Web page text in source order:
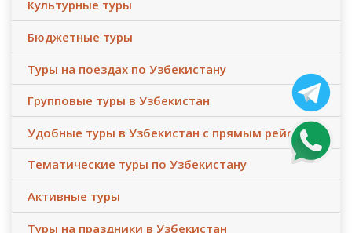
Культурные туры
Бюджетные туры
Туры на поездах по Узбекистану
Групповые туры в Узбекистан
Удобные туры в Узбекистан с прямым рейсом
Тематические туры по Узбекистану
Активные туры
Туры на праздники в Узбекистан